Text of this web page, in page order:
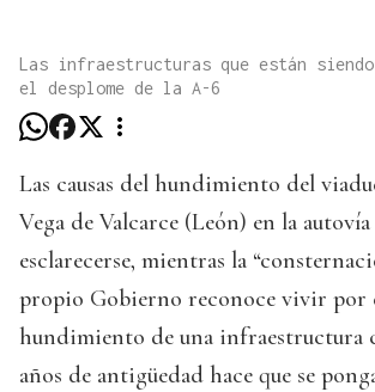
Las infraestructuras que están
el desplome de la A-6
Las causas del hundimiento del
Vega de Valcarce (León) en la
esclarecerse, mientras la
propio Gobierno reconoce vivir por
hundimiento de una infraestructura
años de antigüedad hace que se